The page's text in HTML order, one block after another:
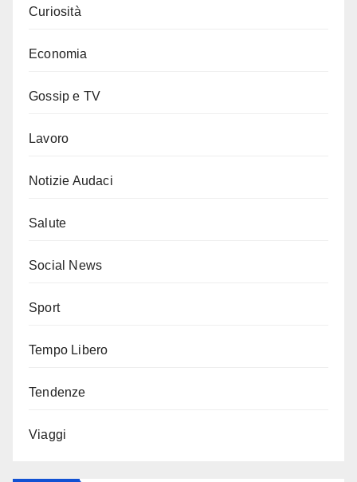
Curiosità
Economia
Gossip e TV
Lavoro
Notizie Audaci
Salute
Social News
Sport
Tempo Libero
Tendenze
Viaggi